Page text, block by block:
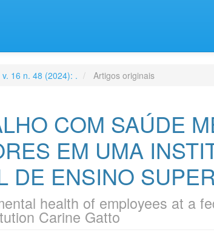
v. 16 n. 48 (2024): . Artigos originais
COM SAÚDE
EM UMA
DE ENSINO
health of employees at a
Carine Gatto